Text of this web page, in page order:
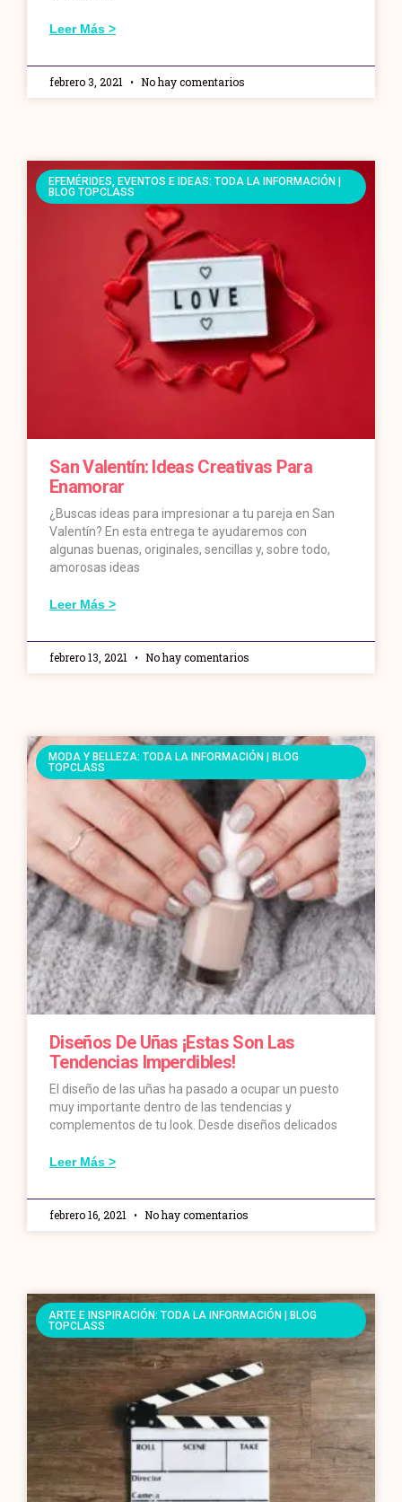
Leer Más >
febrero 3, 2021 No hay comentarios
EFEMÉRIDES, EVENTOS E IDEAS: TODA LA INFORMACIÓN |
BLOG TOPCLASS
San Valentín: Ideas Creativas Para
Enamorar
¿Buscas ideas para impresionar a tu pareja en San
Valentín? En esta entrega te ayudaremos con
algunas buenas, originales, sencillas y, sobre todo,
amorosas ideas
Leer Más >
febrero 13, 2021 No hay comentarios
MODA Y BELLEZA: TODA LA INFORMACIÓN | BLOG
TOPCLASS
Diseños De Uñas ¡estas Son Las
Tendencias Imperdibles!
El diseño de las uñas ha pasado a ocupar un puesto
muy importante dentro de las tendencias y
complementos de tu look. Desde diseños delicados
Leer Más >
febrero 16, 2021 No hay comentarios
ARTE E INSPIRACIÓN: TODA LA INFORMACIÓN | BLOG
TOPCLASS